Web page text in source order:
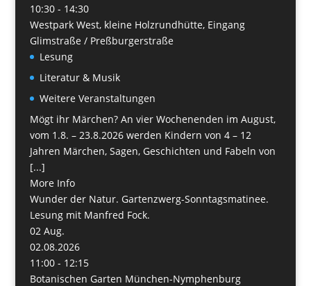
10:30 - 14:30
Westpark West, kleine Holzrundhütte, Eingang
Glimstraße / Preßburgerstraße
Lesung
Literatur & Musik
Weitere Veranstaltungen
Mögt ihr Märchen? An vier Wochenenden im August,
vom 1.8. – 23.8.2026 werden Kindern von 4 – 12
Jahren Märchen, Sagen, Geschichten und Fabeln von
[...]
More Info
Wunder der Natur. Gartenzwerg-Sonntagsmatinee.
Lesung mit Manfred Fock.
02 Aug.
02.08.2026
11:00 - 12:15
Botanischen Garten München-Nymphenburg